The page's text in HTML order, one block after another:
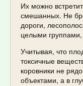
Их можно
смешанных. Не
дороги,
целыми
Учитывая, что
токсичные
коровники не
объектами, а в